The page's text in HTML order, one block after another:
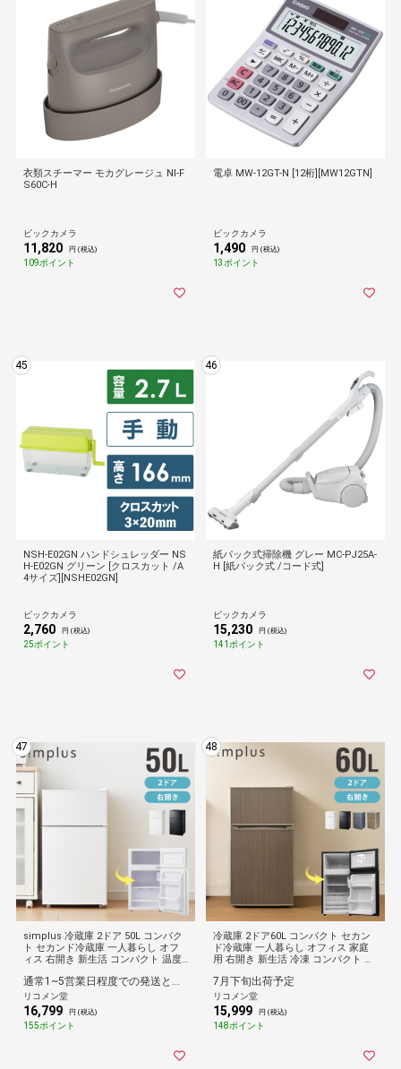
衣類スチーマー モカグレージュ NI-F
S60C-H
ビックカメラ
11,820 円 (税込)
109ポイント
電卓 MW-12GT-N [12桁][MW12GTN]
ビックカメラ
1,490 円 (税込)
13ポイント
45
NSH-E02GN ハンドシュレッダー NS
H-E02GN グリーン [クロスカット /A
4サイズ][NSHE02GN]
ビックカメラ
2,760 円 (税込)
25ポイント
46
紙パック式掃除機 グレー MC-PJ25A-
H [紙パック式 /コード式]
ビックカメラ
15,230 円 (税込)
141ポイント
47
simplus 冷蔵庫 2ドア 50L コンパク
ト セカンド冷蔵庫 一人暮らし オフ
ィス 右開き 新生活 コンパクト 温度
ラス【送料無料】
通常1~5営業日程度での発送となります。
リコメン堂
16,799 円 (税込)
155ポイント
48
冷蔵庫 2ドア60L コンパクト セカン
ド冷蔵庫 一人暮らし オフィス 家庭
用 右開き 新生活 冷凍 コンパクト 温
mplus シンプラス SP-60NLD2【送
料無料】
7月下旬出荷予定
リコメン堂
15,999 円 (税込)
148ポイント